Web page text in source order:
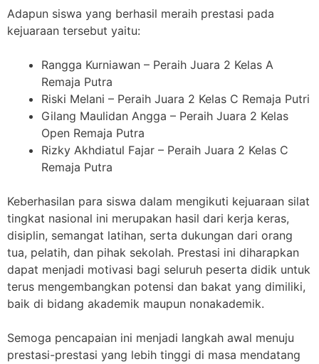
Adapun siswa yang berhasil meraih prestasi pada
kejuaraan tersebut yaitu:
Rangga Kurniawan – Peraih Juara 2 Kelas A
Remaja Putra
Riski Melani – Peraih Juara 2 Kelas C Remaja Putri
Gilang Maulidan Angga – Peraih Juara 2 Kelas
Open Remaja Putra
Rizky Akhdiatul Fajar – Peraih Juara 2 Kelas C
Remaja Putra
Keberhasilan para siswa dalam mengikuti kejuaraan silat
tingkat nasional ini merupakan hasil dari kerja keras,
disiplin, semangat latihan, serta dukungan dari orang
tua, pelatih, dan pihak sekolah. Prestasi ini diharapkan
dapat menjadi motivasi bagi seluruh peserta didik untuk
terus mengembangkan potensi dan bakat yang dimiliki,
baik di bidang akademik maupun nonakademik.
Semoga pencapaian ini menjadi langkah awal menuju
prestasi-prestasi yang lebih tinggi di masa mendatang